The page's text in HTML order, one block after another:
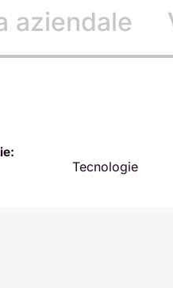
aziendale
Tecnologie